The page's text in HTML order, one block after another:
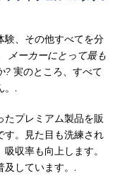
験、その他すべてを分
メーカーにとって最も
? 実のところ、すべて
。.
プレミアム製品を販
す。見た目も洗練され
収率も向上します。
及しています。.